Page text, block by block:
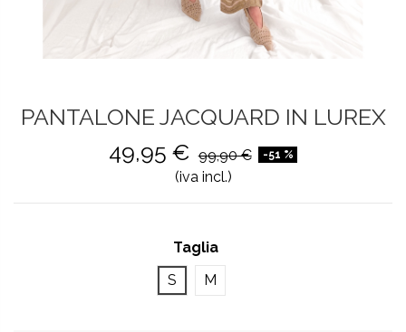
PANTALONE JACQUARD IN LUREX
49,95 € 99,90 € -51 %
(iva incl.)
Taglia
S
M